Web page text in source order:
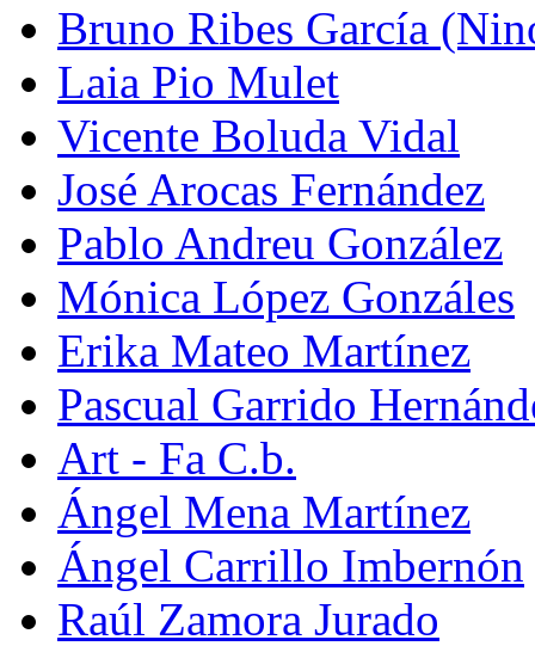
Bruno Ribes García
Laia Pio Mulet
Vicente Boluda Vidal
José Arocas Fernández
Pablo Andreu González
Mónica López Gonzáles
Erika Mateo Martínez
Pascual Garrido
Art - Fa C.b.
Ángel Mena Martínez
Ángel Carrillo Imbernón
Raúl Zamora Jurado